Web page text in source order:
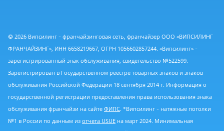
© 2026 Випсилинг - франчайзинговая сеть, франчайзер ООО «ВИПСИЛИНГ
ФРАНЧАЙЗИНГ», ИНН 6658219667, ОГРН 1056602857244. «Випсилинг» -
зарегистрированный знак обслуживания, свидетельство №522599.
Зарегистрирован в Государственном реестре товарных знаков и знаков
обслуживания Российской Федерации 18 сентября 2014 г. Информация о
государственной регистрации предоставления права использования знака
обслуживания франчайзи на сайте ФИПС. *Випсилинг - натяжные потолки
№1 в России по данным из отчета USUE на март 2024. Минимальная